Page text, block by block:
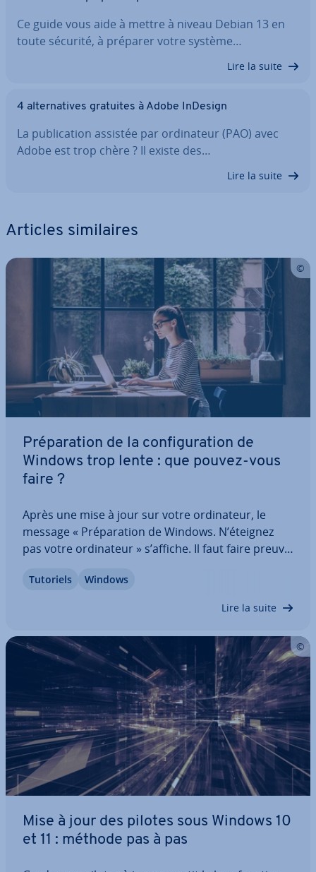
Ce guide vous aide à mettre à niveau Debian 13 en
toute sécurité, à préparer votre système…
Lire la suite
4 al­ter­na­tives gratuites à Adobe InDesign
La pu­bli­ca­tion assistée par or­di­na­teur (PAO) avec
Adobe est trop chère ? Il existe des…
Lire la suite
Articles si­mi­laires
Pré­pa­ra­tion de la con­fi­gu­ra­tion de
Windows trop lente : que pouvez-vous
faire ?
Après une mise à jour sur votre or­di­na­teur, le
message « Pré­pa­ra­tion de Windows. N’éteignez
pas votre or­di­na­teur » s’affiche. Il faut faire preuve
temps. Toutefois, si rien ne se passe même après
Tutoriels Windows
Lire la suite
Mise à jour des pilotes sous Windows 10
et 11 : méthode pas à pas